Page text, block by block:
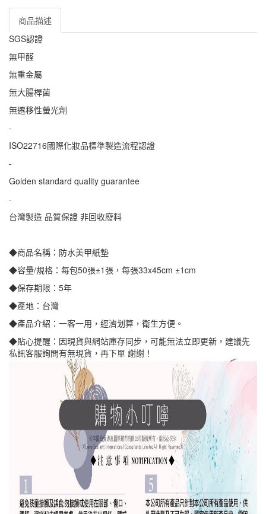
商品描述
SGS認證
無甲醛
無重金屬
無大腸桿菌
無遷移性螢光劑
-
ISO22716國際化妝品標準製造流程認證
-
Golden standard quality guarantee
-
台灣製造 品質保證 非回收廢料
◆商品名稱：防水美甲紙墊
◆容量/規格：每包50張±1張，每張33x45cm ±1cm
◆保存期限：5年
◆產地：台灣
◆產品介紹：一客一用，經濟划算，衛生方便。
◆貼心提醒：因現貨與網站庫存同步，可能無法立即更新，建議先
私訊客服詢問有無現貨，再下單 謝謝！